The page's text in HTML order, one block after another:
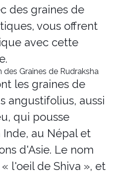
des graines de
vous offrent
avec cette
Graines de Rudraksha
les graines de
angustifolius, aussi
qui pousse
au Népal et
d'Asie. Le nom
l'oeil de Shiva », et